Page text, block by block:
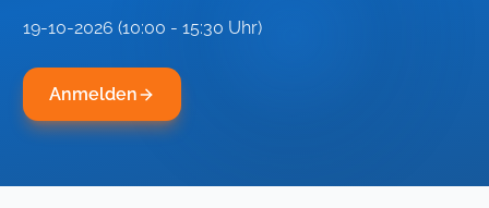
19-10-2026 (10:00 - 15:30 Uhr)
Anmelden